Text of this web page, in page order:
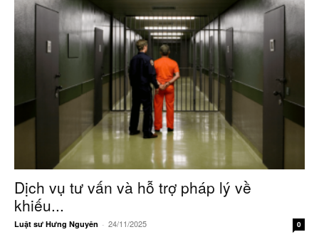
Dịch vụ tư vấn và hỗ trợ pháp lý về
khiếu...
Luật sư Hưng Nguyên - 24/11/2025 0